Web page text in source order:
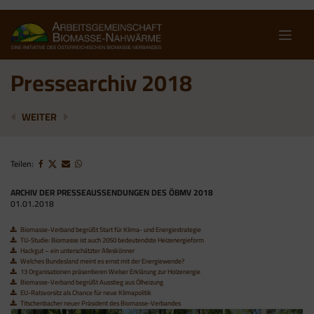
content
Pressearchiv 2018
PRESSEARCHIV 2017
WEITER
Teilen:
ARCHIV DER PRESSEAUSSENDUNGEN DES ÖBMV 2018
01.01.2018
Biomasse-Verband begrüßt Start für Klima- und Energiestrategie
TU-Studie: Biomasse ist auch 2050 bedeutendste Heizenergieform
Hackgut – ein unterschätzter Alleskönner
Welches Bundesland meint es ernst mit der Energiewende?
13 Organisationen präsentieren Welser Erklärung zur Holzenergie
Biomasse-Verband begrüßt Ausstieg aus Ölheizung
EU-Ratsvorsitz als Chance für neue Klimapolitik
Titschenbacher neuer Präsident des Biomasse-Verbandes